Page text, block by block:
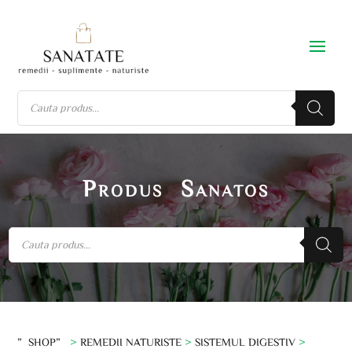
Produs Sanatos
”SHOP” >REMEDII NATURISTE >SISTEMUL DIGESTIV >